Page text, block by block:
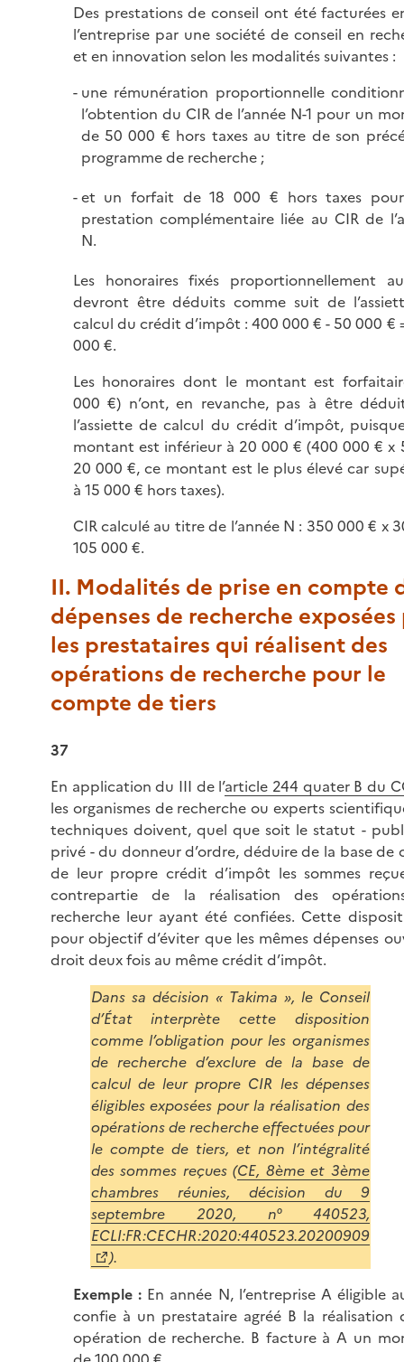
Des prestations de conseil ont été facturées
l’entreprise par une société de conseil en
et en innovation selon les modalités suivantes :
une rémunération proportionnelle
l’obtention du CIR de l’année N-1 pour un
de 50 000 € hors taxes au titre de son
programme de recherche ;
et un forfait de 18 000 € hors taxes
prestation complémentaire liée au CIR de
N.
Les honoraires fixés proportionnellement
devront être déduits comme suit de
calcul du crédit d’impôt : 400 000 € - 50 000 €
000 €.
Les honoraires dont le montant est
000 €) n’ont, en revanche, pas à être
l’assiette de calcul du crédit d’impôt,
montant est inférieur à 20 000 € (400 000 € x
20 000 €, ce montant est le plus élevé car
à 15 000 € hors taxes).
CIR calculé au titre de l’année N : 350 000 € x
105 000 €.
II. Modalités de prise en compte
dépenses de recherche
les prestataires qui réalisent des
opérations de recherche pour le
compte de tiers
37
En application du III de l’article 244 quater B du
les organismes de recherche ou experts
techniques doivent, quel que soit le statut -
privé - du donneur d’ordre, déduire de la base de
de leur propre crédit d’impôt les sommes
contrepartie de la réalisation des
recherche leur ayant été confiées. Cette
pour objectif d’éviter que les mêmes dépenses
droit deux fois au même crédit d’impôt.
Dans sa décision « Takima », le Conseil
d’État interprète cette disposition
comme l’obligation pour les organismes
de recherche d’exclure de la base de
calcul de leur propre CIR les dépenses
éligibles exposées pour la réalisation des
opérations de recherche effectuées pour
le compte de tiers, et non l’intégralité
des sommes reçues (CE, 8ème et 3ème
chambres réunies, décision du 9
septembre 2020, n° 440523,
ECLI:FR:CECHR:2020:440523.20200909
).
Exemple : En année N, l’entreprise A éligible
confie à un prestataire agréé B la réalisation
opération de recherche. B facture à A un